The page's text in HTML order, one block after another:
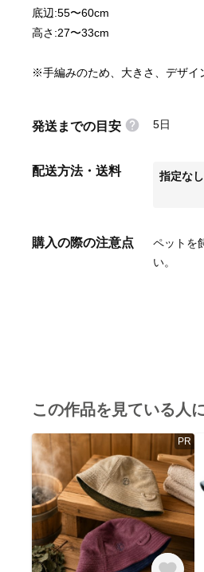
底辺:55〜60cm
高さ:27〜33cm
※手編みのため、大きさ、デザイ
発送までの目安 5日
配送方法・送料 指定なし
購入の際の注意点
ペットを
い。
この作品を見ている人
PR